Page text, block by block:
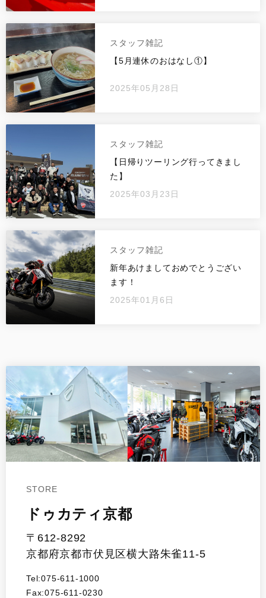
スタッフ雑記
【5月連休のおはなし①】
2025年05月28日
スタッフ雑記
【日帰りツーリング行ってきまし
た】
2025年03月23日
スタッフ雑記
新年あけましておめでとうござい
ます！
2025年01月6日
STORE
ドゥカティ京都
〒612-8292
京都府京都市伏見区横大路朱雀11-5
Tel:075-611-1000
Fax:075-611-0230